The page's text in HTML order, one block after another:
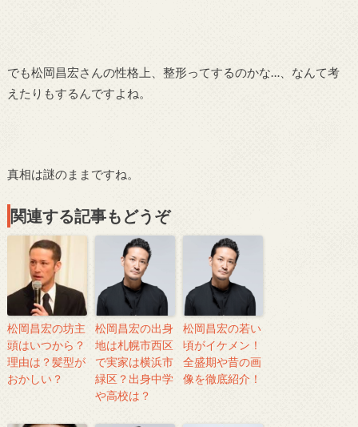
でも松岡昌宏さんの性格上、整形ってするのかな…、なんて考
えたりもするんですよね。
真相は謎のままですね。
関連する記事もどうぞ
松岡昌宏の坊主
頭はいつから？
理由は？髪型が
おかしい？
松岡昌宏の出身
地は札幌市西区
で実家は横浜市
緑区？出身中学
や高校は？
松岡昌宏の若い
頃がイケメン！
全盛期や昔の画
像を徹底紹介！